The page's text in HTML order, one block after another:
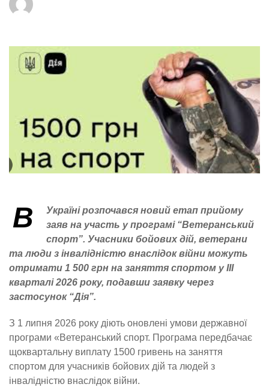
В
Україні розпочався новий етап прийому
заяв на участь у програмі “Ветеранський
спорт”. Учасники бойових дій, ветерани
та люди з інвалідністю внаслідок війни можуть
отримати 1 500 грн на заняття спортом у III
кварталі 2026 року, подавши заявку через
застосунок “Дія”.
З 1 липня 2026 року діють оновлені умови державної
програми «Ветеранський спорт. Програма передбачає
щоквартальну виплату 1500 гривень на заняття
спортом для учасників бойових дій та людей з
інвалідністю внаслідок війни.